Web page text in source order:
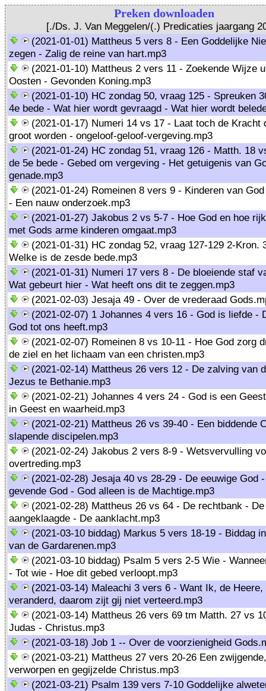
Preken downloaden
[./Ds. J. Van Meggelen/(.) Predicaties jaargang
(2021-01-01) Mattheus 5 vers 8 - Een Goddelijke
zegen - Zalig de reine van hart.mp3
(2021-01-10) Mattheus 2 vers 11 - Zoekende Wijze
Oosten - Gevonden Koning.mp3
(2021-01-10) HC zondag 50, vraag 125 - Spreuken
4e bede - Wat hier wordt gevraagd - Wat hier wordt
(2021-01-17) Numeri 14 vs 17 - Laat toch de Kracht
groot worden - ongeloof-geloof-vergeving.mp3
(2021-01-24) HC zondag 51, vraag 126 - Matth. 18
de 5e bede - Gebed om vergeving - Het getuigenis van
genade.mp3
(2021-01-24) Romeinen 8 vers 9 - Kinderen van
- Een nauw onderzoek.mp3
(2021-01-27) Jakobus 2 vs 5-7 - Hoe God en hoe
met Gods arme kinderen omgaat.mp3
(2021-01-31) HC zondag 52, vraag 127-129 2-Kron.
Welke is de zesde bede.mp3
(2021-01-31) Numeri 17 vers 8 - De bloeiende staf
Wat gebeurt hier - Wat heeft ons dit te zeggen.mp3
(2021-02-03) Jesaja 49 - Over de vrederaad
(2021-02-07) 1 Johannes 4 vers 16 - God is liefde -
God tot ons heeft.mp3
(2021-02-07) Romeinen 8 vs 10-11 - Hoe God zorg
de ziel en het lichaam van een christen.mp3
(2021-02-14) Mattheus 26 vers 12 - De zalving van
Jezus te Bethanie.mp3
(2021-02-21) Johannes 4 vers 24 - God is een
in Geest en waarheid.mp3
(2021-02-21) Mattheus 26 vs 39-40 - Een biddende
slapende discipelen.mp3
(2021-02-24) Jakobus 2 vers 8-9 - Wetsvervulling
overtreding.mp3
(2021-02-28) Jesaja 40 vs 28-29 - De eeuwige God
gevende God - God alleen is de Machtige.mp3
(2021-02-28) Mattheus 26 vs 64 - De rechtbank - De
aangeklaagde - De aanklacht.mp3
(2021-03-10 biddag) Markus 5 vers 18-19 - Biddag
van de Gardarenen.mp3
(2021-03-10 biddag) Psalm 5 vers 2-5 Wie -
- Tot wie - Hoe dit gebed verloopt.mp3
(2021-03-14) Maleachi 3 vers 6 - Want Ik, de
veranderd, daarom zijt gij niet verteerd.mp3
(2021-03-14) Mattheus 26 vers 69 tm Matth. 27 vs
Judas - Christus.mp3
(2021-03-18) Job 1 -- Over de voorzienigheid
(2021-03-21) Mattheus 27 vers 20-26 Een
verworpen en gegijzelde Christus.mp3
(2021-03-21) Psalm 139 vers 7-10 Goddelijke